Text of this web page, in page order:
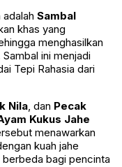
Sambal
khas yang
menghasilkan
ini menjadi
Tepi Rahasia dari
Nila, dan Pecak
Kukus Jahe
menawarkan
kuah jahe
bagi pencinta